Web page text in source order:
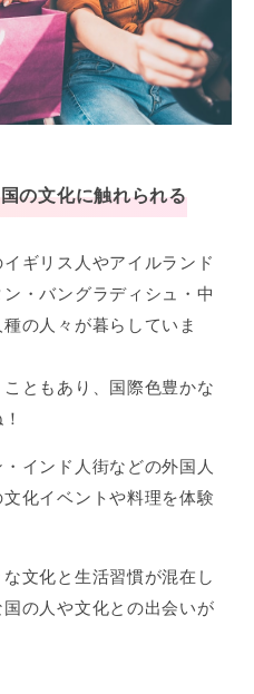
の文化に触れられる
ギリス人やアイルランド
・バングラディシュ・中
の人々が暮らしていま
ともあり、国際色豊かな
インド人街などの外国人
化イベントや料理を体験
文化と生活習慣が混在し
の人や文化との出会いが